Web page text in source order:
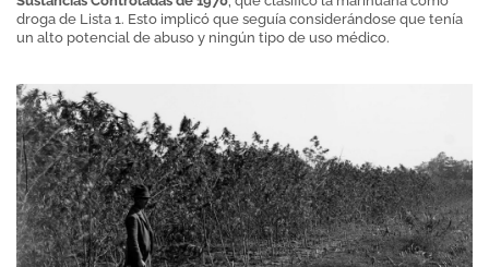
droga de Lista 1. Esto implicó que seguía considerándose que tenía
un alto potencial de abuso y ningún tipo de uso médico.